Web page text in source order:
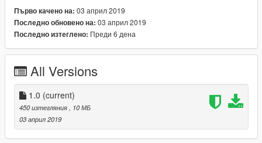
Първо качено на: 03 април 2019
Последно обновено на: 03 април 2019
Последно изтеглено: Преди 6 дена
All Versions
1.0 (current)
450 изтегляния
, 10 МБ
03 април 2019